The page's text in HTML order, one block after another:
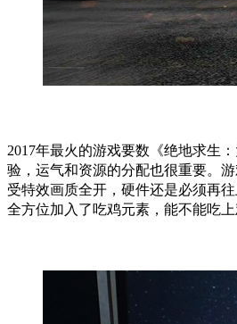
2017年最火的游戏要数《绝地求生
验，运气和资源的分配也很重要。
受特效画质全开，硬件还是必须再
全方位加入了吃鸡元素，能不能吃上